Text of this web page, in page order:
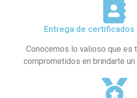
Entrega de certificados
Conocemos lo valioso que es
comprometidos en brindarte